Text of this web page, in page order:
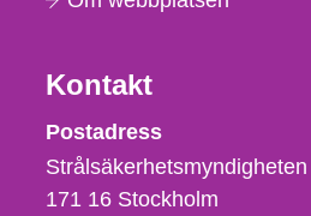
Kontakt
Strålsäkerhetsmyndigheten
Postadress
Strålsäkerhetsmyndigheten
171 16 Stockholm